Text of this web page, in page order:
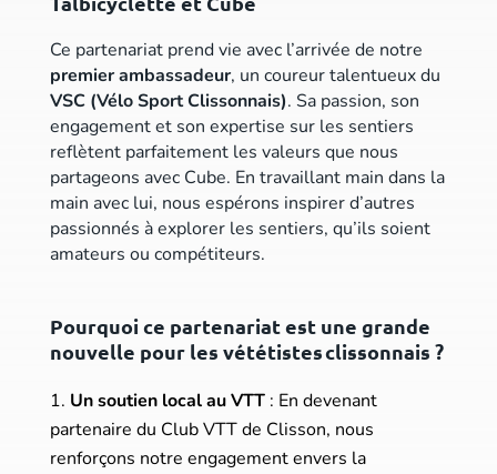
Ce partenariat prend vie avec l’arrivée de notre
premier ambassadeur, un coureur talentueux du
VSC (Vélo Sport Clissonnais). Sa passion, son
engagement et son expertise sur les sentiers
reflètent parfaitement les valeurs que nous
partageons avec Cube. En travaillant main dans la
main avec lui, nous espérons inspirer d’autres
passionnés à explorer les sentiers, qu’ils soient
amateurs ou compétiteurs.
Pourquoi ce partenariat est une grande
nouvelle pour les vététistes clissonnais ?
Un soutien local au VTT: En devenant
partenaire du Club VTT de Clisson, nous
renforçons notre engagement envers la